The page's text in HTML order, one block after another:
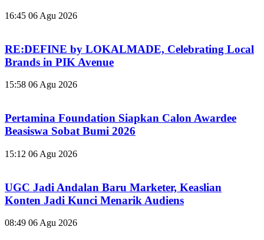
16:45 06 Agu 2026
RE:DEFINE by LOKALMADE, Celebrating Local
Brands in PIK Avenue
15:58 06 Agu 2026
Pertamina Foundation Siapkan Calon Awardee
Beasiswa Sobat Bumi 2026
15:12 06 Agu 2026
UGC Jadi Andalan Baru Marketer, Keaslian
Konten Jadi Kunci Menarik Audiens
08:49 06 Agu 2026